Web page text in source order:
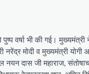
पुष्प वर्षा भी की गई।
मोदी व मुख्यमंत्री योगी
नयन दास जी महाराज,